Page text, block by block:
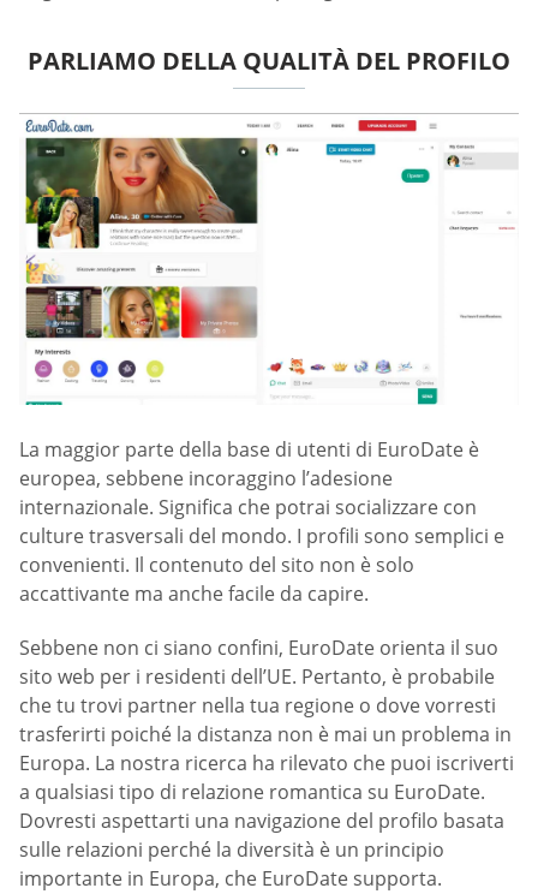
PARLIAMO DELLA QUALITÀ DEL PROFILO
La maggior parte della base di utenti di EuroDate è
europea, sebbene incoraggino l’adesione
internazionale. Significa che potrai socializzare con
culture trasversali del mondo. I profili sono semplici e
convenienti. Il contenuto del sito non è solo
accattivante ma anche facile da capire.
Sebbene non ci siano confini, EuroDate orienta il suo
sito web per i residenti dell’UE. Pertanto, è probabile
che tu trovi partner nella tua regione o dove vorresti
trasferirti poiché la distanza non è mai un problema in
Europa. La nostra ricerca ha rilevato che puoi iscriverti
a qualsiasi tipo di relazione romantica su EuroDate.
Dovresti aspettarti una navigazione del profilo basata
sulle relazioni perché la diversità è un principio
importante in Europa, che EuroDate supporta.